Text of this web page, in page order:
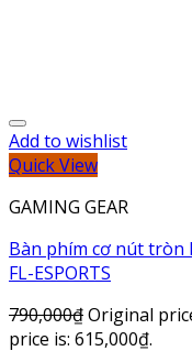
Add to wishlist
Quick View
GAMING GEAR
Bàn phím cơ nút tròn
FL-ESPORTS
790,000₫Original
price is: 615,000₫.